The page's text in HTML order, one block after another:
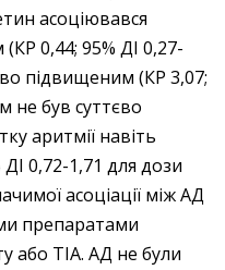
асоціювався
0,44; 95% ДІ 0,27-
підвищеним (КР 3,07;
не був суттєво
аритмії навіть
0,72-1,71 для дози
асоціації між АД
препаратами
або ТІА. АД не були